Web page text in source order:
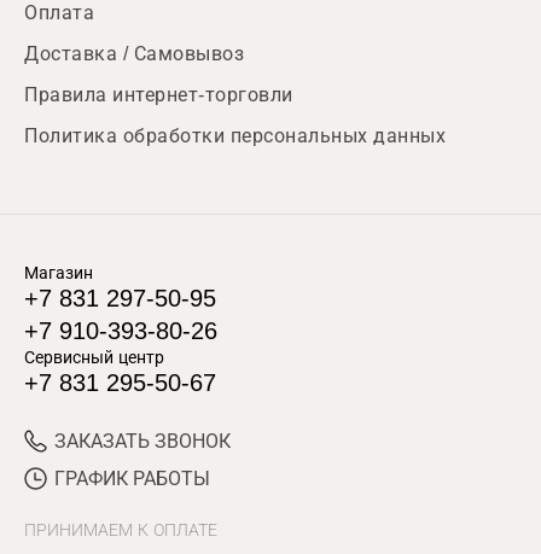
Оплата
Доставка / Самовывоз
Правила интернет-торговли
Политика обработки персональных данных
Магазин
+7 831 297-50-95
+7 910-393-80-26
Сервисный центр
+7 831 295-50-67
ЗАКАЗАТЬ ЗВОНОК
ГРАФИК РАБОТЫ
ПРИНИМАЕМ К ОПЛАТЕ